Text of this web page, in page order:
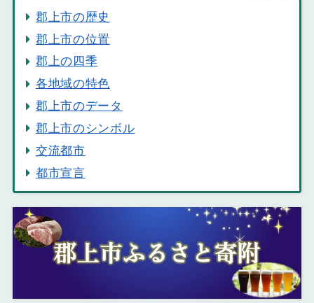
郡上市の歴史
郡上市の位置
郡上の四季
各地域の特色
郡上市のデータ
郡上市のシンボル
交流都市
都市宣言